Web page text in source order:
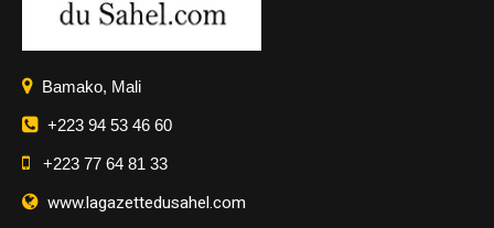
Bamako, Mali
+223 94 53 46 60
+223 77 64 81 33
www.lagazettedusahel.com